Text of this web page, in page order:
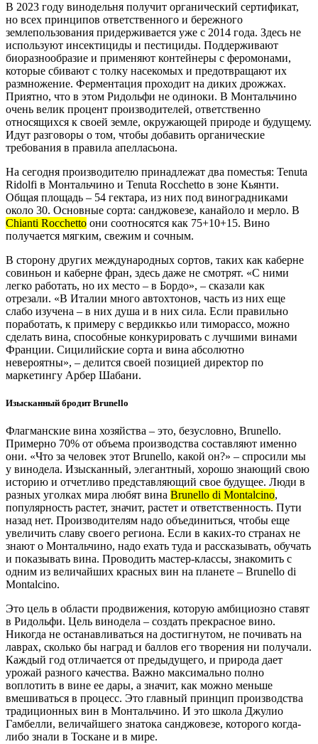
В 2023 году винодельня получит органический сертификат,
но всех принципов ответственного и бережного
землепользования придерживается уже с 2014 года. Здесь не
используют инсектициды и пестициды. Поддерживают
биоразнообразие и применяют контейнеры с феромонами,
которые сбивают с толку насекомых и предотвращают их
размножение. Ферментация проходит на диких дрожжах.
Приятно, что в этом Ридольфи не одиноки. В Монтальчино
очень велик процент производителей, ответственно
относящихся к своей земле, окружающей природе и будущему.
Идут разговоры о том, чтобы добавить органические
требования в правила апелласьона.
На сегодня производителю принадлежат два поместья: Tenuta
Ridolfi в Монтальчино и Tenuta Rocchetto в зоне Кьянти.
Общая площадь – 54 гектара, из них под виноградниками
около 30. Основные сорта: санджовезе, канайоло и мерло. В
Chianti Rocchetto они соотносятся как 75+10+15. Вино
получается мягким, свежим и сочным.
В сторону других международных сортов, таких как каберне
совиньон и каберне фран, здесь даже не смотрят. «С ними
легко работать, но их место – в Бордо», – сказали как
отрезали. «В Италии много автохтонов, часть из них еще
слабо изучена – в них душа и в них сила. Если правильно
поработать, к примеру с вердиккьо или тиморассо, можно
сделать вина, способные конкурировать с лучшими винами
Франции. Сицилийские сорта и вина абсолютно
невероятны», – делится своей позицией директор по
маркетингу Арбер Шабани.
Изысканный бродит Brunello
Флагманские вина хозяйства – это, безусловно, Brunello.
Примерно 70% от объема производства составляют именно
они. «Что за человек этот Brunello, какой он?» – спросили мы
у винодела. Изысканный, элегантный, хорошо знающий свою
историю и отчетливо представляющий свое будущее. Люди в
разных уголках мира любят вина Brunello di Montalcino,
популярность растет, значит, растет и ответственность. Пути
назад нет. Производителям надо объединиться, чтобы еще
увеличить славу своего региона. Если в каких-то странах не
знают о Монтальчино, надо ехать туда и рассказывать, обучать
и показывать вина. Проводить мастер-классы, знакомить с
одним из величайших красных вин на планете – Brunello di
Montalcino.
Это цель в области продвижения, которую амбициозно ставят
в Ридольфи. Цель винодела – создать прекрасное вино.
Никогда не останавливаться на достигнутом, не почивать на
лаврах, сколько бы наград и баллов его творения ни получали.
Каждый год отличается от предыдущего, и природа дает
урожай разного качества. Важно максимально полно
воплотить в вине ее дары, а значит, как можно меньше
вмешиваться в процесс. Это главный принцип производства
традиционных вин в Монтальчино. И это школа Джулио
Гамбелли, величайшего знатока санджовезе, которого когда-
либо знали в Тоскане и в мире.